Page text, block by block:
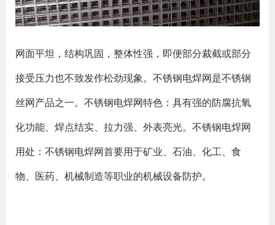
网面平坦，结构巩固，整体性强，即便部分裁截或部分
接受压力也不致发作松劲现象。不锈钢电焊网是不锈钢
丝网产品之一。不锈钢电焊网特色：具有强的防腐抗氧
化功能、焊点结实、拉力强、外表亮光。不锈钢电焊网
用处：不锈钢电焊网首要用于矿业、石油、化工、食
物、医药、机械制造等职业的机械设备防护。